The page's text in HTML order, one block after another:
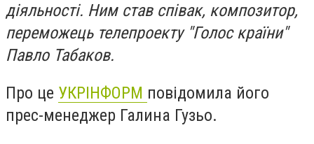
діяльності. Ним став співак, композитор,
переможець телепроекту "Голос країни"
Павло Табаков.
Про це УКРІНФОРМ повідомила його
прес-менеджер Галина Гузьо.